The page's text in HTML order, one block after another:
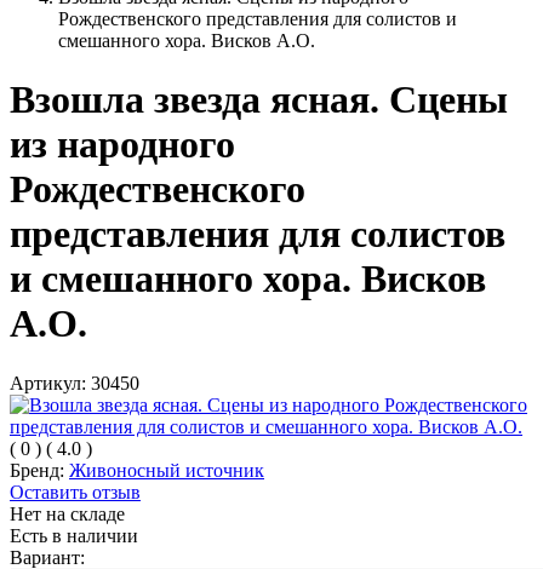
Рождественского представления для солистов и
смешанного хора. Висков А.О.
Взошла звезда ясная. Сцены
из народного
Рождественского
представления для солистов
и смешанного хора. Висков
А.О.
Артикул: 30450
( 0 ) ( 4.0 )
Бренд: Живоносный источник
Оставить отзыв
Нет на складе
Есть в наличии
Вариант: